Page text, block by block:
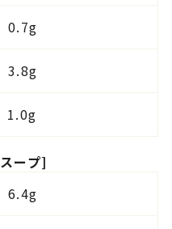
0.7g
3.8g
1.0g
ープ]
6.4g